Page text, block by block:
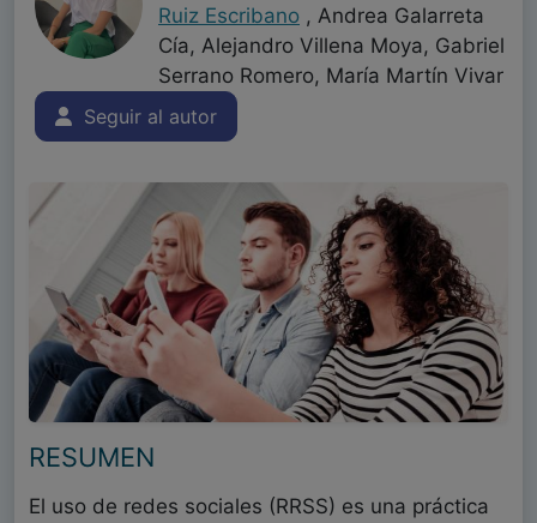
Ruiz Escribano , Andrea Galarreta
Cía, Alejandro Villena Moya, Gabriel
Serrano Romero, María Martín Vivar
Seguir al autor
RESUMEN
El uso de redes sociales (RRSS) es una práctica